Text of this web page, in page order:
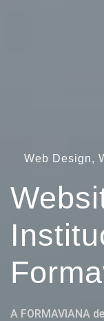
Web Design,
A FORMAVIANA